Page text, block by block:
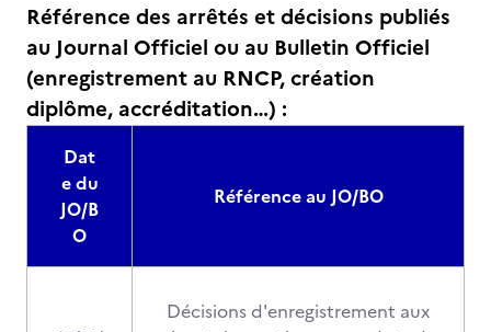
Référence des arrêtés et décisions publiés
au Journal Officiel ou au Bulletin Officiel
(enregistrement au RNCP, création
diplôme, accréditation…) :
Dat
e du
JO/B
O
Référence au JO/BO
Décisions d'enregistrement aux